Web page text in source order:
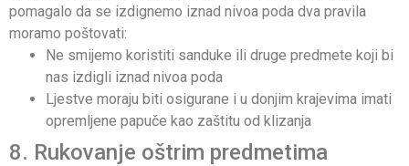
pomagalo da se izdignemo iznad nivoa poda dva pravila
moramo poštovati:
Ne smijemo koristiti sanduke ili druge predmete koji bi
nas izdigli iznad nivoa poda
Ljestve moraju biti osigurane i u donjim krajevima imati
opremljene papuče kao zaštitu od klizanja
8. Rukovanje oštrim predmetima